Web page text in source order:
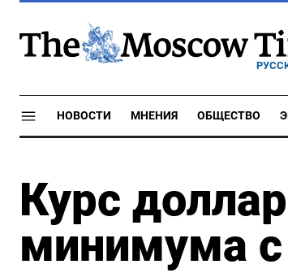
НОВОСТИ МНЕНИЯ ОБЩЕСТВО
Курс
минимума с